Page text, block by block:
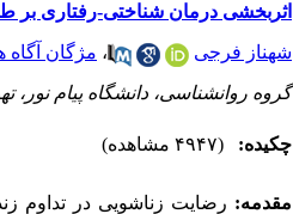
اثربخشی درمان شناختی-رفتاری بر
شهناز فرجی ، مژگان
گروه روانشناسی، دانشگاه پیام نور،
چکیده: (۴۹۴۷ مشاهده)
مقدمه: رضایت زناشویی در تداوم